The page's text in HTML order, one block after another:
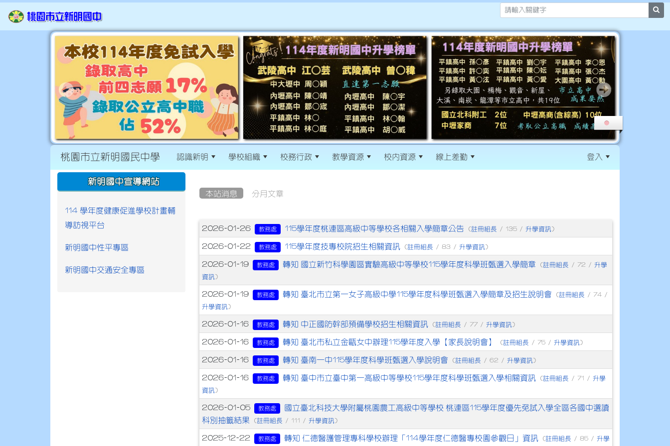
桃園市立新明國民中學 認識新明 學校組織 校務行政 教學資源 校內資源 線上差勤 登入
本站消息 分月文章
文章列表
2026-01-26 教務處 115學年度桃連區高級中等學校各相關入學簡章公告 (註冊組長 / 135 / 升學資訊 )
2026-01-22 教務處 115學年度技專校院招生相關資訊 (註冊組長 / 83 / 升學資訊 )
2026-01-19 教務處 轉知 國立新竹科學園區實驗高級中等學校115學年度科學班甄選入學簡章 (註冊組長 / 72 / 升學
資訊 )
2026-01-19 教務處 轉知 臺北市立第一女子高級中學115學年度科學班甄選入學簡章及招生說明會 (註冊組長 / 74 /
升學資訊 )
2026-01-16 教務處 轉知 中正國防幹部預備學校招生相關資訊 (註冊組長 / 77 / 升學資訊 )
2026-01-16 教務處 轉知 臺北市私立金甌女中辦理115學年度入學【家長說明會】 (註冊組長 / 75 / 升學資訊 )
2026-01-16 教務處 轉知 臺南一中115學年度科學班甄選入學說明會 (註冊組長 / 62 / 升學資訊 )
2026-01-16 教務處 轉知 臺中市立臺中第一高級中等學校115學年度科學班甄選入學相關資訊 (註冊組長 / 71 / 升學
資訊 )
2026-01-05 教務處
國立臺北科技大學附屬桃園農工高級中等學校 桃連區115學年度優先免試入學全區各國中選讀
科別抽籤結果
(註冊組長 / 111 /升學資訊 )
2025-12-22 教務處 轉知 仁德醫護管理專科學校辦理「114學年度仁德醫專校園參觀日」資訊 (註冊組長 / 85 / 升學
:::
新明國中宣導網站
114 學年度健康促進學校計畫輔
導訪視平台
新明國中性平專區
新明國中交通安全專區